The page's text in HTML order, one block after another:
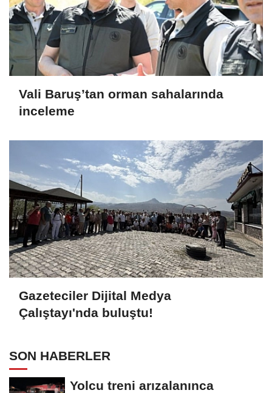
Vali Baruş’tan orman sahalarında
inceleme
Gazeteciler Dijital Medya
Çalıştayı'nda buluştu!
SON HABERLER
Yolcu treni arızalanınca